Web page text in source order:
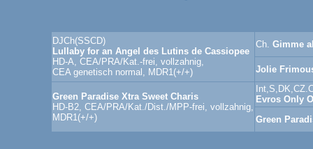
DJCh(SSCD)
Lullaby for an Angel des Lutins de Cassiopee
HD-A, CEA/PRA/Kat.-frei, vollzahnig,
CEA genetisch normal, MDR1(+/+)
Ch. Gimme
Jolie
Green Paradise Xtra Sweet Charis
HD-B2, CEA/PRA/Kat./Dist./MPP-frei, vollzahnig,
MDR1(+/+)
Int
Evros Only
Green